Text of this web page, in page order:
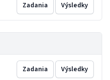
Zadania Výsledky
Zadania Výsledky